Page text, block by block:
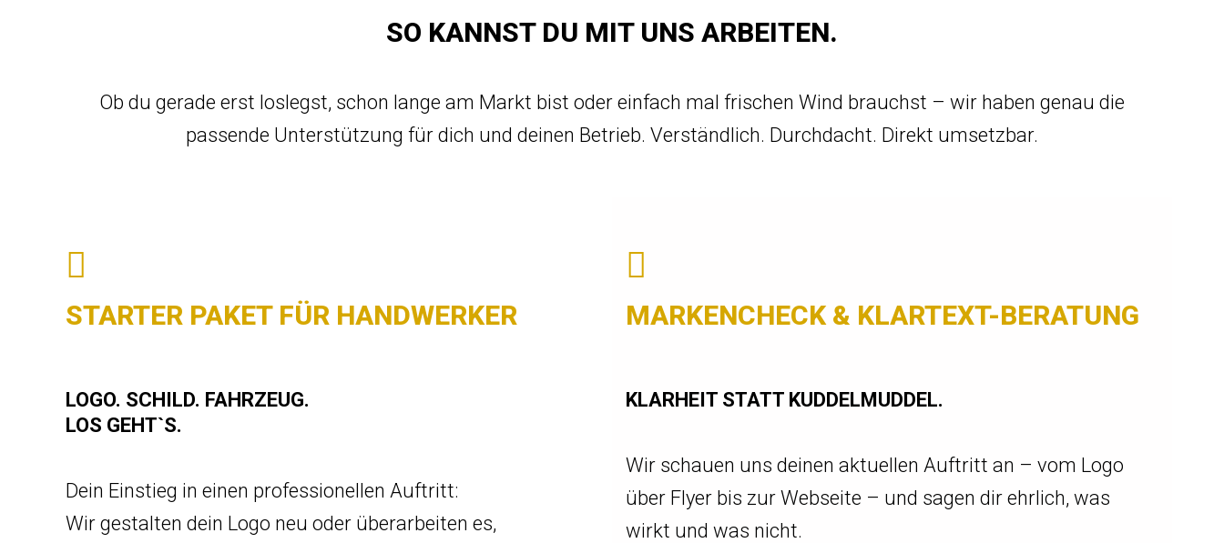
SO KANNST DU MIT UNS ARBEITEN.
Ob du gerade erst loslegst, schon lange am Markt bist oder einfach mal frischen Wind brauchst – wir haben genau die
passende Unterstützung für dich und deinen Betrieb. Verständlich. Durchdacht. Direkt umsetzbar.
STARTER PAKET FÜR HANDWERKER
LOGO. SCHILD. FAHRZEUG.
LOS GEHT`S.
Dein Einstieg in einen professionellen Auftritt:
Wir gestalten dein Logo neu oder überarbeiten es,
MARKENCHECK & KLARTEXT-BERATUNG
KLARHEIT STATT KUDDELMUDDEL.
Wir schauen uns deinen aktuellen Auftritt an – vom Logo
über Flyer bis zur Webseite – und sagen dir ehrlich, was
wirkt und was nicht.